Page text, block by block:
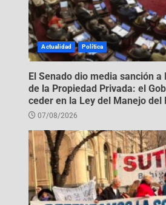
Actualidad Política
El Senado dio media sanción
de la Propiedad Privada: el
ceder en la Ley del Manejo del
07/08/2026